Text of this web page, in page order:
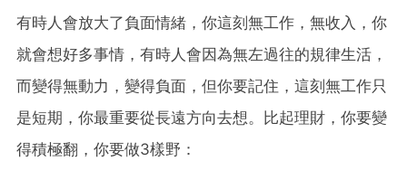
有時人會放大了負面情緒，你這刻無工作，無收入，你
就會想好多事情，有時人會因為無左過往的規律生活，
而變得無動力，變得負面，但你要記住，這刻無工作只
是短期，你最重要從長遠方向去想。比起理財，你要變
得積極翻，你要做3樣野：